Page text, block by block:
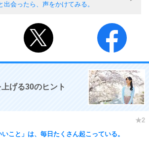
会ったら、声をかけてみる。
げる30のヒント
いこと」は、毎日たくさん起こっている。